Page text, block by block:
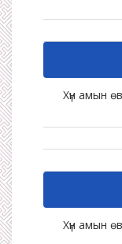
Хүн амын
Хүн амын